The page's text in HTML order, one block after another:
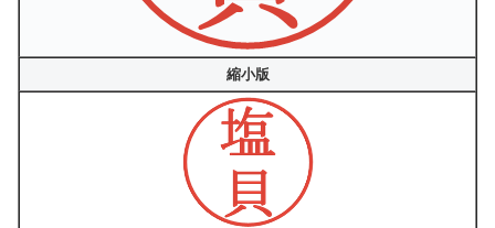
縮小版